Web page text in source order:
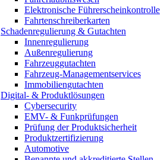
Elektronische Führerscheinkontrolle
Fahrtenschreiberkarten
Schadenregulierung & Gutachten
Innenregulierung
Außenregulierung
Fahrzeuggutachten
Fahrzeug-Managementservices
Immobiliengutachten
Digital- & Produktlösungen
Cybersecurity
EMV- & Funkprüfungen
Prüfung der Produktsicherheit
Produktzertifizierung
Automotive